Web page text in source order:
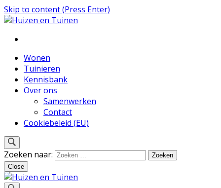
Skip to content (Press Enter)
Huizen en Tuinen
Inspiratie voor wonen en tuinieren
Wonen
Tuinieren
Kennisbank
Over ons
Samenwerken
Contact
Cookiebeleid (EU)
Zoeken naar:
Close